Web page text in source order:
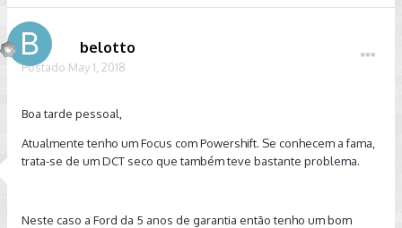
belotto
Postado May 1, 2018
Boa tarde pessoal,
Atualmente tenho um Focus com Powershift. Se conhecem a fama,
trata-se de um DCT seco que também teve bastante problema.
Neste caso a Ford da 5 anos de garantia então tenho um bom